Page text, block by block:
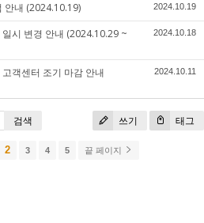
안내 (2024.10.19) 2024.10.19
시 변경 안내 (2024.10.29 ~
2024.10.18
객센터 조기 마감 안내
2024.10.11
쓰기 태그
검색
2 3 4 5 끝 페이지